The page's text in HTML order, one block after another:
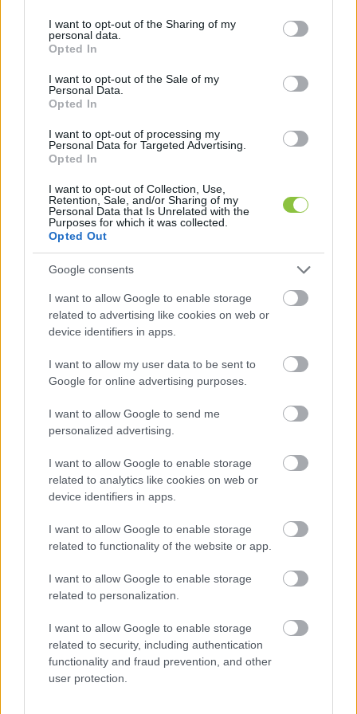
not limited to your visit or usage behaviour. You may click to
grant or deny consent to Google and its third-party tags to
use your data for below specified purposes in below Google
consent section.
I want to opt-out of the Sharing of my
personal data.
Opted In
I want to opt-out of the Sale of my
Personal Data.
Opted In
I want to opt-out of processing my
Personal Data for Targeted Advertising.
Opted In
I want to opt-out of Collection, Use,
Retention, Sale, and/or Sharing of my
Personal Data that Is Unrelated with the
Purposes for which it was collected.
Opted Out
Google consents
I want to allow Google to enable storage
related to advertising like cookies on web or
device identifiers in apps.
I want to allow my user data to be sent to
Google for online advertising purposes.
I want to allow Google to send me
personalized advertising.
I want to allow Google to enable storage
related to analytics like cookies on web or
device identifiers in apps.
I want to allow Google to enable storage
related to functionality of the website or app.
I want to allow Google to enable storage
related to personalization.
I want to allow Google to enable storage
related to security, including authentication
functionality and fraud prevention, and other
user protection.
Fidesz-KDNP frakció / Fotó: Hraskó István, KecsUP Hírek
Fekete azt mondta, hogy Siposné hazudik, és
nem csinál mást, csak hergel.
Sipos László (Fidesz-KDNP) képviselő azt
mondta, hogy a mostani beavatkozás
(síkosságmentesítés, hóeltakarítás) „teljesen
tökéletesen meg volt szervezve”
hogy a külterületekre később tudtak elindulni a
„de nem sok helyen”
. Ezt követően megvédte
Feketét, elmondta, hogy céltudatosan kezelte a
problémát. Szerinte Siposnénak mélyebben bele
kéne mennie a témába, jobban utána kellene
olvasnia a dolgoknak, mielőtt ilyen
előterjesztéseket nyújt be. „Az, amit itt most
csinált és elmondott, abszolút nem felel meg a
Ezt követően Gyuris Dávid
prioritásokra reagált: elmondta, hogy a Matkói
úton jár busz, de csak 3-4 nap múlva jutott el
oda bármilyen segítség a nagy hóban, két autó